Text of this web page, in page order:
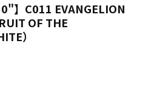
】C011 EVANGELION
OF THE
）